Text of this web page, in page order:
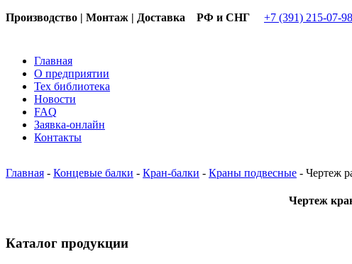
Производство | Монтаж | Доставка РФ и СНГ +7 (391) 215-07-98
Главная
О предприятии
Тех библиотека
Новости
FAQ
Заявка-онлайн
Контакты
Главная - Концевые балки - Кран-балки - Краны подвесные - Чертеж
Чертеж
Каталог продукции